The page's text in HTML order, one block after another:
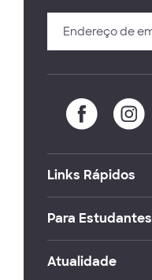
Links Rápidos
Para Estudantes
Atualidade